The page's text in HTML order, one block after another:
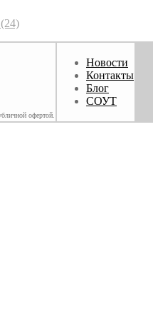
(24)
офертой.
Новости
Контакты
Блог
СОУТ